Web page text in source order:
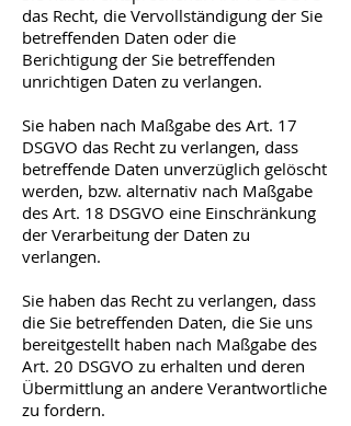
das Recht, die Vervollständigung der Sie
betreffenden Daten oder die
Berichtigung der Sie betreffenden
unrichtigen Daten zu verlangen.
Sie haben nach Maßgabe des Art. 17
DSGVO das Recht zu verlangen, dass
betreffende Daten unverzüglich gelöscht
werden, bzw. alternativ nach Maßgabe
des Art. 18 DSGVO eine Einschränkung
der Verarbeitung der Daten zu
verlangen.
Sie haben das Recht zu verlangen, dass
die Sie betreffenden Daten, die Sie uns
bereitgestellt haben nach Maßgabe des
Art. 20 DSGVO zu erhalten und deren
Übermittlung an andere Verantwortliche
zu fordern.